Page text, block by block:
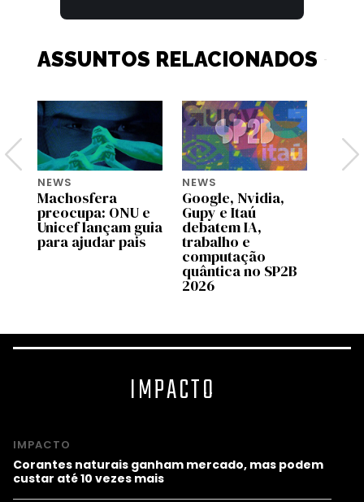
ASSUNTOS RELACIONADOS
NEWS
Machosfera
preocupa: ONU e
Unicef lançam guia
para ajudar pais
NEWS
Google, Nvidia,
Gupy e Itaú
debatem IA,
trabalho e
computação
quântica no SP2B
2026
IMPACTO
IMPACTO
Corantes naturais ganham mercado, mas podem
custar até 10 vezes mais